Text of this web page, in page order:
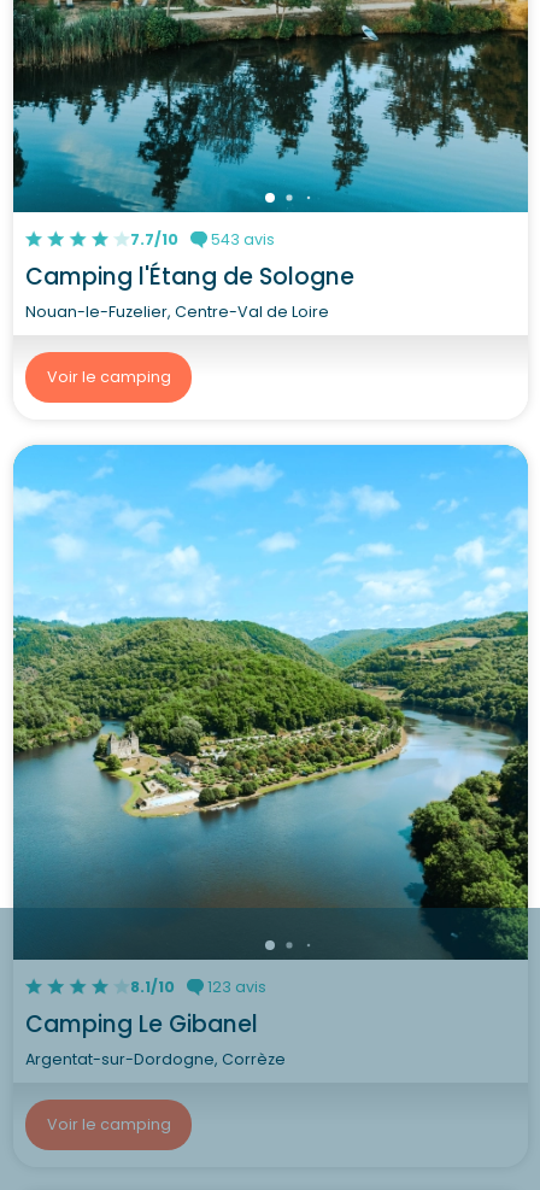
7.7/10 543 avis
Camping l'Étang de Sologne
Nouan-le-Fuzelier, Centre-Val de Loire
Voir le camping
8.1/10 123 avis
Camping Le Gibanel
Argentat-sur-Dordogne, Corrèze
Voir le camping